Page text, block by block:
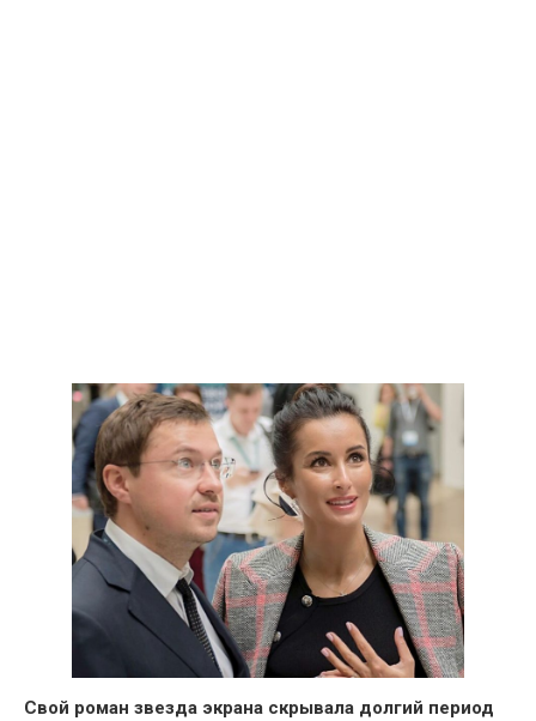
Свой роман звезда экрана скрывала долгий период